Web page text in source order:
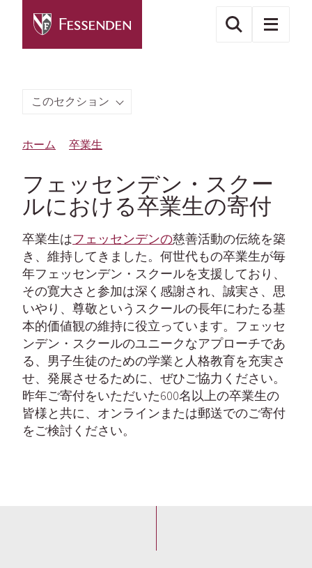
ホーム 卒業生
このセクション
フェッセンデン・スクー
ルにおける卒業生の寄付
卒業生はフェッセンデンの慈善活動の伝統を築
き、維持してきました。何世代もの卒業生が毎
年フェッセンデン・スクールを支援しており、
その寛大さと参加は深く感謝され、誠実さ、思
いやり、尊敬というスクールの長年にわたる基
本的価値観の維持に役立っています。フェッセ
ンデン・スクールのユニークなアプローチであ
る、男子生徒のための学業と人格教育を充実さ
せ、発展させるために、ぜひご協力ください。
昨年ご寄付をいただいた600名以上の卒業生の
皆様と共に、オンラインまたは郵送でのご寄付
をご検討ください。